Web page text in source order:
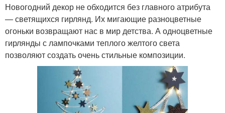
Новогодний декор не обходится без главного атрибута
— светящихся гирлянд. Их мигающие разноцветные
огоньки возвращают нас в мир детства. А одноцветные
гирлянды с лампочками теплого желтого света
позволяют создать очень стильные композиции.